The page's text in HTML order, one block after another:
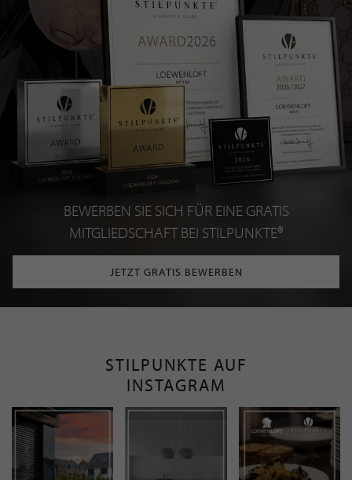
BEWERBEN SIE SICH FÜR EINE GRATIS
MITGLIEDSCHAFT BEI STILPUNKTE®
JETZT GRATIS BEWERBEN
STILPUNKTE AUF
INSTAGRAM